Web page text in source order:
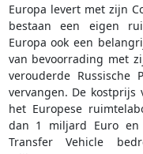
Europa levert met zijn
bestaan een eigen
Europa ook een
van bevoorrading met
verouderde Russische
vervangen. De
het Europese
dan 1 miljard Euro en
Transfer Vehicle